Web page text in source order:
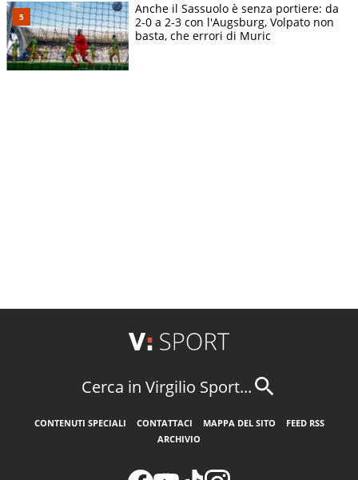
Anche il Sassuolo è senza portiere: da
2-0 a 2-3 con l'Augsburg, Volpato non
basta, che errori di Muric
Cerca in Virgilio Sport...
CONTENUTI SPECIALI CONTATTACI MAPPA DEL SITO
FEED RSS
ARCHIVIO